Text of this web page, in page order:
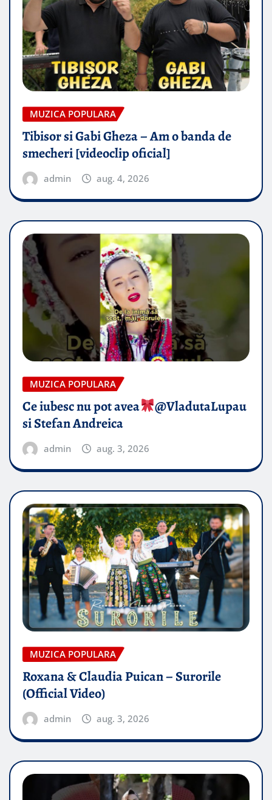
MUZICA POPULARA
Tibisor si Gabi Gheza – Am o banda de
smecheri [videoclip oficial]
admin aug. 4, 2026
MUZICA POPULARA
Ce iubesc nu pot avea
​@VladutaLupau
si Stefan Andreica
admin aug. 3, 2026
MUZICA POPULARA
Roxana & Claudia Puican – Surorile
(Official Video)
admin aug. 3, 2026